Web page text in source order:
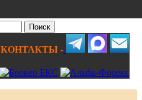
КОНТАКТЫ -